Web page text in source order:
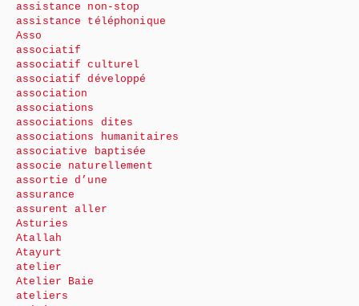
assistance non-stop
assistance téléphonique
Asso
associatif
associatif culturel
associatif développé
association
associations
associations dites
associations humanitaires
associative baptisée
associe naturellement
assortie d’une
assurance
assurent aller
Asturies
Atallah
Atayurt
atelier
Atelier Baie
ateliers